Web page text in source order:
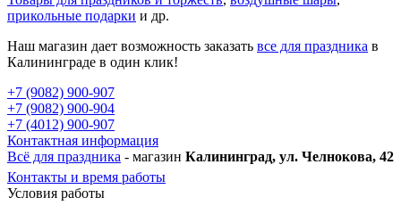
прикольные подарки и др.
Наш магазин дает возможность заказать все для праздника в
Калининграде в один клик!
+7 (9082) 900-907
+7 (9082) 900-904
+7 (4012) 900-907
Контактная информация
Всё для праздника - магазин Калининград, ул. Челнокова, 42
Контакты и время работы
Условия работы